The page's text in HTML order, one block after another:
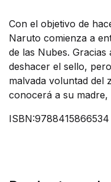
Con el objetivo de
Naruto comienza a
de las Nubes.
deshacer el sello,
malvada voluntad del
conocerá a su
ISBN:9788415866534